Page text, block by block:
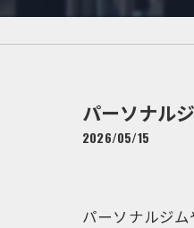
パーソナル
2026/05/15
パーソナルジ